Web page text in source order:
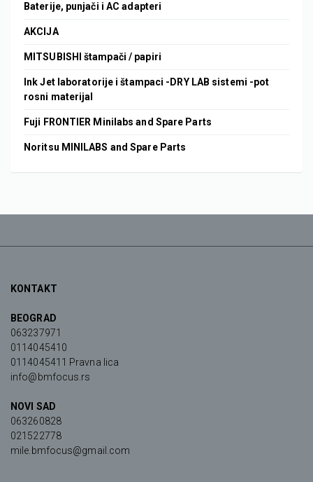
Baterije, punjači i AC adapteri
AKCIJA
MITSUBISHI štampači / papiri
Ink Jet laboratorije i štampaci -DRY LAB sistemi -pot
rosni materijal
Fuji FRONTIER Minilabs and Spare Parts
Noritsu MINILABS and Spare Parts
KONTAKT
BEOGRAD
063237971
0114045410
0114045411 Pravna lica
info@bmfocus.rs
NOVI SAD
063260828
021522778
mile.bmfocus@gmail.com